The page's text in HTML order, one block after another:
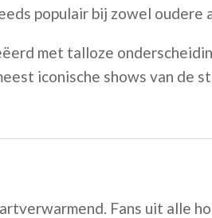
populair bij zowel oudere
met talloze
iconische shows van de
Fans uit alle